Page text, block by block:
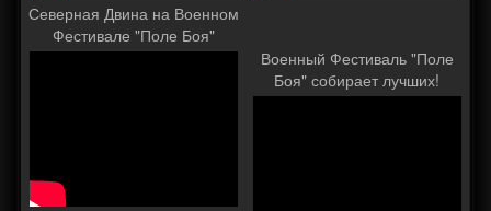
Северная Двина на Военном
Фестивале "Поле Боя"
Военный Фестиваль "Поле
Боя" собирает лучших!